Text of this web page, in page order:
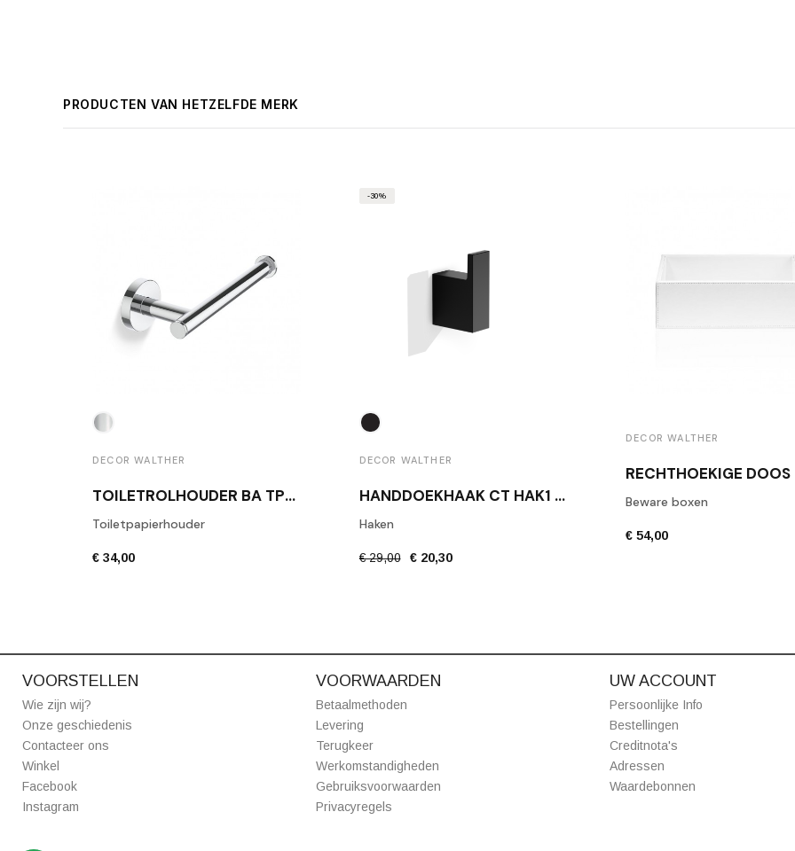
PRODUCTEN VAN HETZELFDE MERK
DECOR WALTHER
TOILETROLHOUDER BA TPH1 GEPOLIJST CHROOM
Toiletpapierhouder
€ 34,00
DECOR WALTHER
HANDDOEKHAAK CT HAK1 MAT ZWART
Haken
€ 29,00 € 20,30
-30%
DECOR WALTHER
Beware boxen
€ 54,00
VOORSTELLEN
Wie zijn wij?
Onze geschiedenis
Contacteer ons
Winkel
Facebook
Instagram
VOORWAARDEN
Betaalmethoden
Levering
Terugkeer
Werkomstandigheden
Gebruiksvoorwaarden
Privacyregels
UW ACCOUNT
Persoonlijke Info
Bestellingen
Creditnota's
Adressen
Waardebonnen